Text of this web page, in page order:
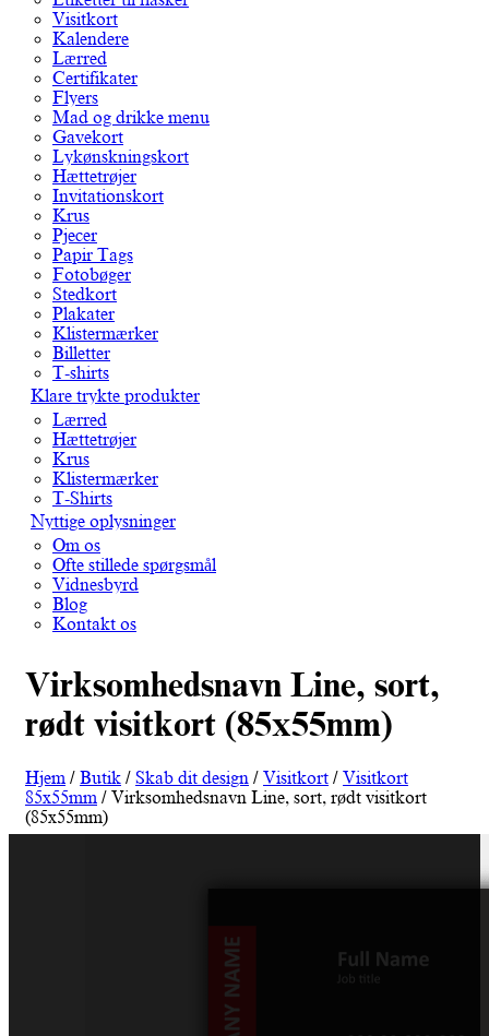
Visitkort
Kalendere
Lærred
Certifikater
Flyers
Mad og drikke menu
Gavekort
Lykønskningskort
Hættetrøjer
Invitationskort
Krus
Pjecer
Papir Tags
Fotobøger
Stedkort
Plakater
Klistermærker
Billetter
T-shirts
Klare trykte produkter
Lærred
Hættetrøjer
Krus
Klistermærker
T-Shirts
Nyttige oplysninger
Om os
Ofte stillede spørgsmål
Vidnesbyrd
Blog
Kontakt os
Virksomhedsnavn Line, sort,
rødt visitkort (85x55mm)
Hjem / Butik / Skab dit design / Visitkort / Visitkort
85x55mm / Virksomhedsnavn Line, sort, rødt visitkort
(85x55mm)